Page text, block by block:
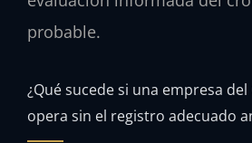
probable.
¿Qué sucede si una empresa
opera sin el registro adecuado